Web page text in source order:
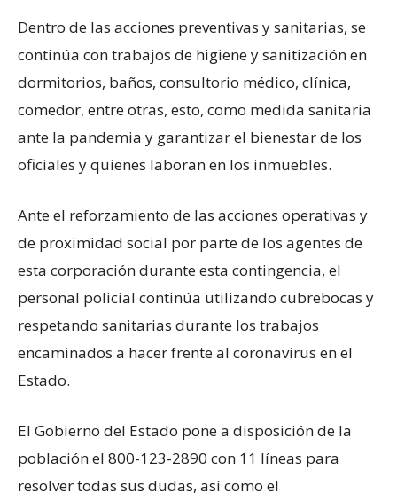
Dentro de las acciones preventivas y sanitarias, se
continúa con trabajos de higiene y sanitización en
dormitorios, baños, consultorio médico, clínica,
comedor, entre otras, esto, como medida sanitaria
ante la pandemia y garantizar el bienestar de los
oficiales y quienes laboran en los inmuebles.
Ante el reforzamiento de las acciones operativas y
de proximidad social por parte de los agentes de
esta corporación durante esta contingencia, el
personal policial continúa utilizando cubrebocas y
respetando sanitarias durante los trabajos
encaminados a hacer frente al coronavirus en el
Estado.
El Gobierno del Estado pone a disposición de la
población el 800-123-2890 con 11 líneas para
resolver todas sus dudas, así como el